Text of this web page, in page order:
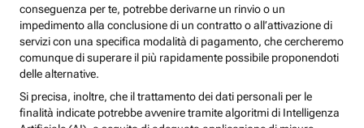
conseguenza per te, potrebbe derivarne un rinvio o un
impedimento alla conclusione di un contratto o all’attivazione di
servizi con una specifica modalità di pagamento, che cercheremo
comunque di superare il più rapidamente possibile proponendoti
delle alternative.
Si precisa, inoltre, che il trattamento dei dati personali per le
finalità indicate potrebbe avvenire tramite algoritmi di Intelligenza